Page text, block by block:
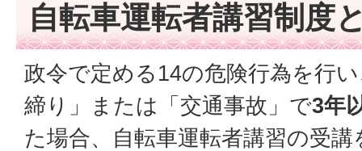
自転車運転者講習制度
政令で定める14の危険行為を行
締り」または「交通事故」で3年
た場合、自転車運転者講習の受